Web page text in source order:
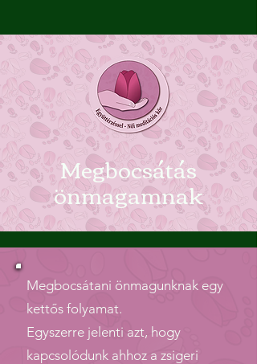
Megbocsátás
önmagamnak
Megbocsátani önmagunknak egy
kettős folyamat.
Egyszerre jelenti azt, hogy
kapcsolódunk ahhoz a zsigeri